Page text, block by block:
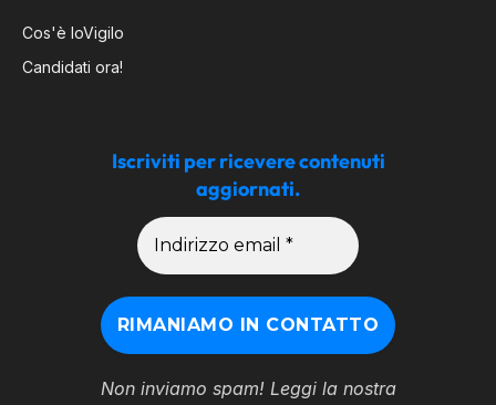
Cos'è IoVigilo
Candidati ora!
Iscriviti per ricevere contenuti
aggiornati.
Non inviamo spam! Leggi la nostra